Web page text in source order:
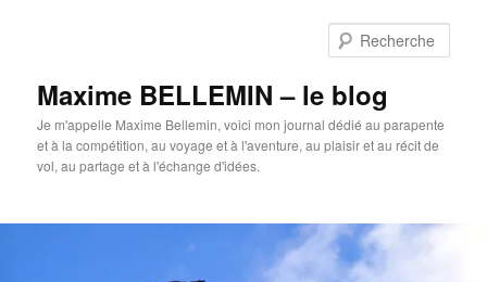
Maxime BELLEMIN – le blog
Je m'appelle Maxime Bellemin, voici mon journal dédié au parapente
et à la compétition, au voyage et à l'aventure, au plaisir et au récit de
vol, au partage et à l'échange d'idées.